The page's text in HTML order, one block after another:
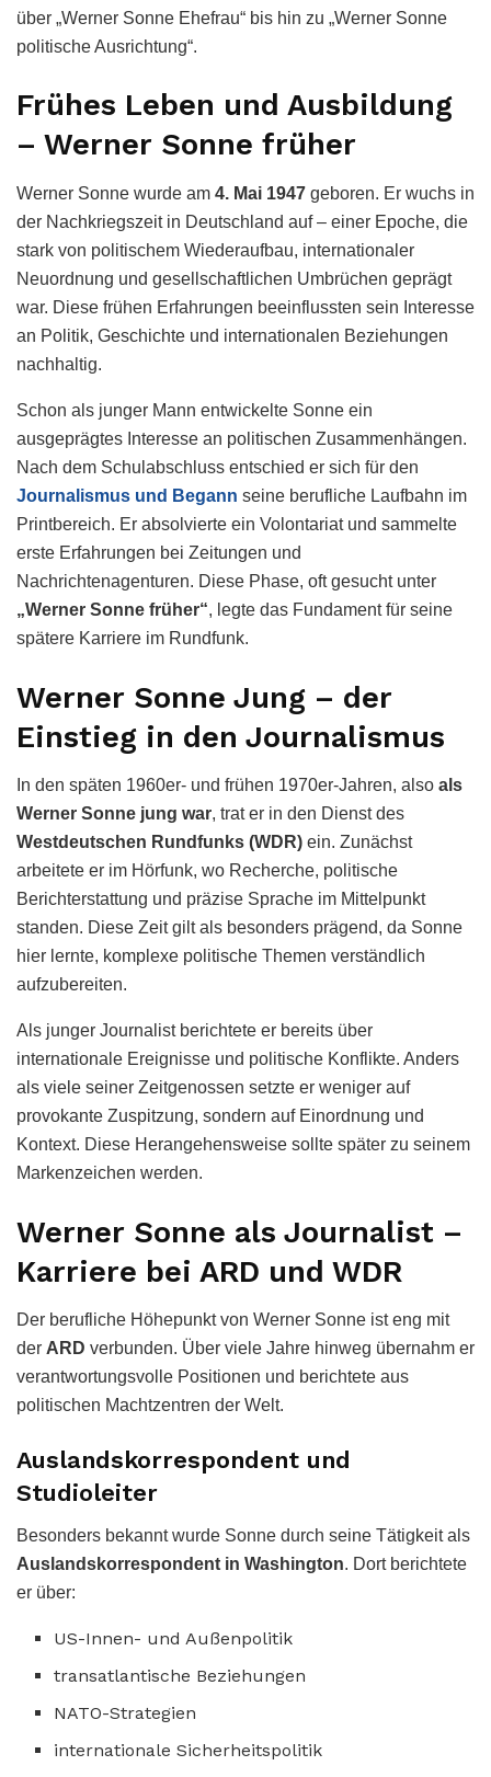
über „Werner Sonne Ehefrau“ bis hin zu „Werner Sonne
politische Ausrichtung“.
Frühes Leben und Ausbildung
– Werner Sonne früher
Werner Sonne wurde am 4. Mai 1947 geboren. Er wuchs in
der Nachkriegszeit in Deutschland auf – einer Epoche, die
stark von politischem Wiederaufbau, internationaler
Neuordnung und gesellschaftlichen Umbrüchen geprägt
war. Diese frühen Erfahrungen beeinflussten sein Interesse
an Politik, Geschichte und internationalen Beziehungen
nachhaltig.
Schon als junger Mann entwickelte Sonne ein
ausgeprägtes Interesse an politischen Zusammenhängen.
Nach dem Schulabschluss entschied er sich für den
Journalismus und Begann seine berufliche Laufbahn im
Printbereich. Er absolvierte ein Volontariat und sammelte
erste Erfahrungen bei Zeitungen und
Nachrichtenagenturen. Diese Phase, oft gesucht unter
„Werner Sonne früher“, legte das Fundament für seine
spätere Karriere im Rundfunk.
Werner Sonne Jung – der
Einstieg in den Journalismus
In den späten 1960er- und frühen 1970er-Jahren, also als
Werner Sonne jung war, trat er in den Dienst des
Westdeutschen Rundfunks (WDR) ein. Zunächst
arbeitete er im Hörfunk, wo Recherche, politische
Berichterstattung und präzise Sprache im Mittelpunkt
standen. Diese Zeit gilt als besonders prägend, da Sonne
hier lernte, komplexe politische Themen verständlich
aufzubereiten.
Als junger Journalist berichtete er bereits über
internationale Ereignisse und politische Konflikte. Anders
als viele seiner Zeitgenossen setzte er weniger auf
provokante Zuspitzung, sondern auf Einordnung und
Kontext. Diese Herangehensweise sollte später zu seinem
Markenzeichen werden.
Werner Sonne als Journalist –
Karriere bei ARD und WDR
Der berufliche Höhepunkt von Werner Sonne ist eng mit
der ARD verbunden. Über viele Jahre hinweg übernahm er
verantwortungsvolle Positionen und berichtete aus
politischen Machtzentren der Welt.
Auslandskorrespondent und
Studioleiter
Besonders bekannt wurde Sonne durch seine Tätigkeit als
Auslandskorrespondent in Washington. Dort berichtete
er über:
US-Innen- und Außenpolitik
transatlantische Beziehungen
NATO-Strategien
internationale Sicherheitspolitik